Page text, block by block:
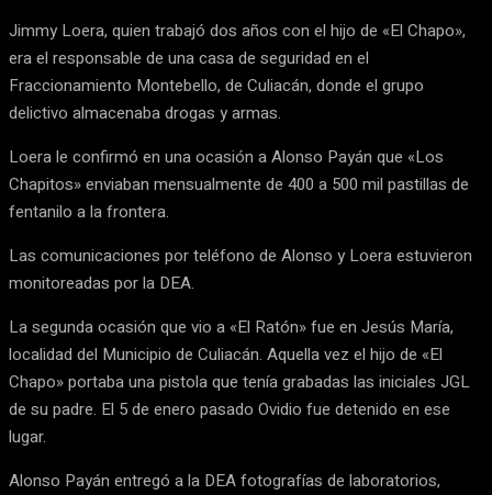
Jimmy Loera, quien trabajó dos años con el hijo de «El Chapo»,
era el responsable de una casa de seguridad en el
Fraccionamiento Montebello, de Culiacán, donde el grupo
delictivo almacenaba drogas y armas.
Loera le confirmó en una ocasión a Alonso Payán que «Los
Chapitos» enviaban mensualmente de 400 a 500 mil pastillas de
fentanilo a la frontera.
Las comunicaciones por teléfono de Alonso y Loera estuvieron
monitoreadas por la DEA.
La segunda ocasión que vio a «El Ratón» fue en Jesús María,
localidad del Municipio de Culiacán. Aquella vez el hijo de «El
Chapo» portaba una pistola que tenía grabadas las iniciales JGL
de su padre. El 5 de enero pasado Ovidio fue detenido en ese
lugar.
Alonso Payán entregó a la DEA fotografías de laboratorios,